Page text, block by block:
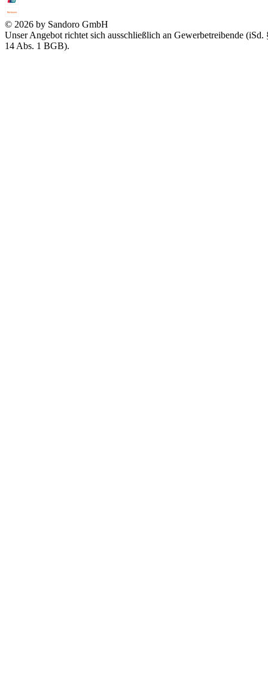
© 2026 by Sandoro GmbH
Unser Angebot richtet sich ausschließlich an Gewerbetreibende (iSd.
14 Abs. 1 BGB).